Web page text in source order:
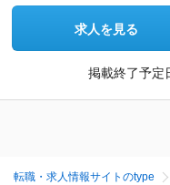
求人を見る
掲載終了予定
転職・求人情報サイトのtype